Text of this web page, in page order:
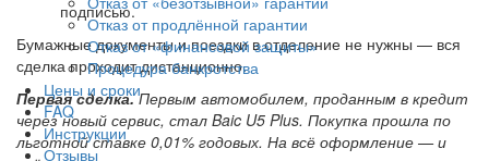
Отказ от продлённой гарантии
Отказ от «финансовой защиты»
Процедура банкротства
Цены и сроки
FAQ
Инструкции
Отзывы
подписью.
Бумажные документы и поездки в отделение не нужны — вся
сделка проходит дистанционно.
Первая сделка.Первым автомобилем, проданным в кредит
через новый сервис, стал Baic U5 Plus. Покупка прошла по
льготной ставке 0,01% годовых. На всё оформление — и